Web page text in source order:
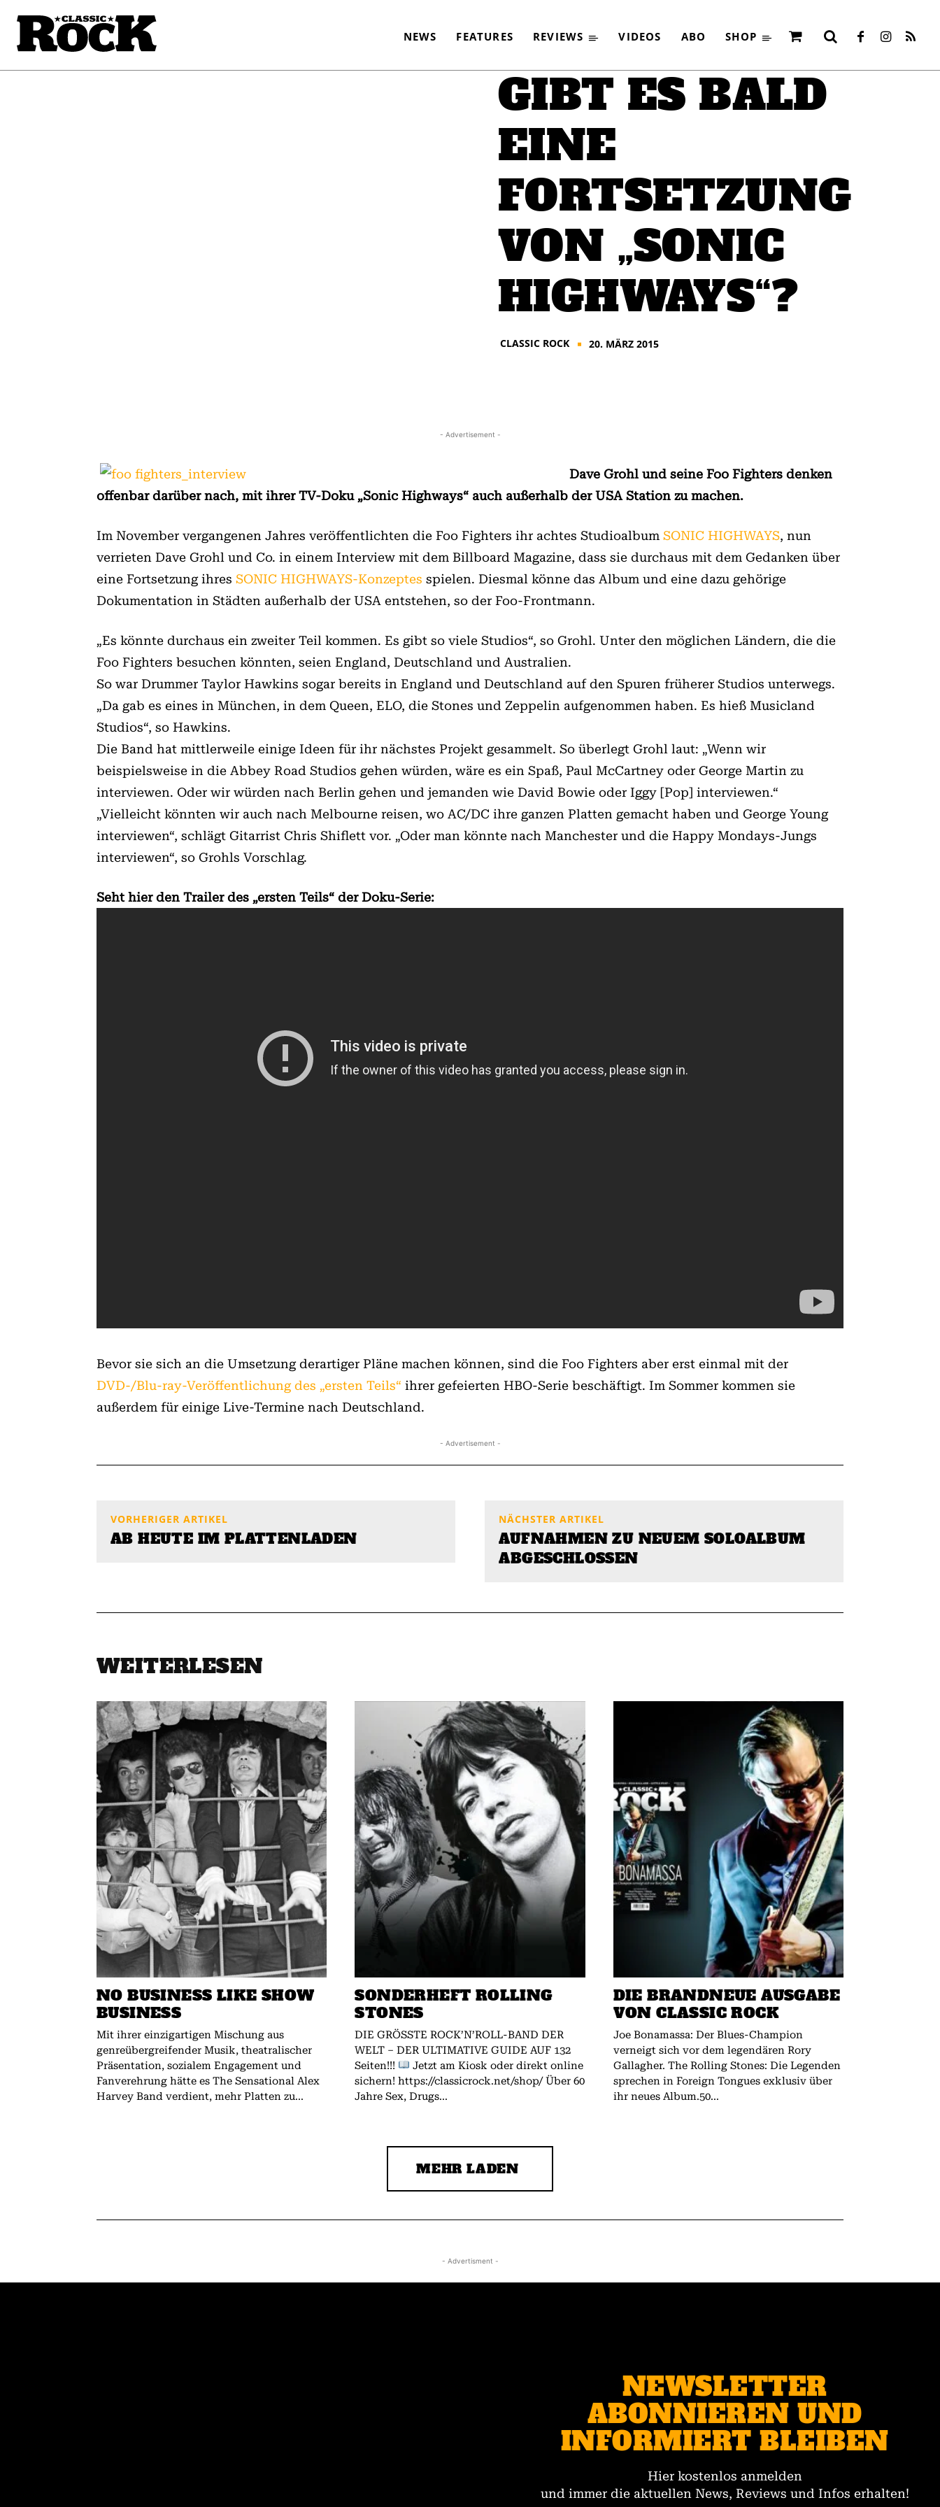
NEWS FEATURES REVIEWS VIDEOS ABO SHOP
CLASSIC ROCK - 20. MÄRZ 2015
GIBT ES BALD
EINE
FORTSETZUNG
VON „SONIC
HIGHWAYS“?
CLASSIC ROCK ■ 20. MÄRZ 2015
- Advertisement -
Dave Grohl und seine Foo Fighters denken
offenbar darüber nach, mit ihrer TV-Doku „Sonic Highways“ auch außerhalb der USA Station zu machen.
Im November vergangenen Jahres veröffentlichten die Foo Fighters ihr achtes Studioalbum SONIC HIGHWAYS, nun
verrieten Dave Grohl und Co. in einem Interview mit dem Billboard Magazine, dass sie durchaus mit dem Gedanken über
eine Fortsetzung ihres SONIC HIGHWAYS-Konzeptes spielen. Diesmal könne das Album und eine dazu gehörige
Dokumentation in Städten außerhalb der USA entstehen, so der Foo-Frontmann.
„Es könnte durchaus ein zweiter Teil kommen. Es gibt so viele Studios“, so Grohl. Unter den möglichen Ländern, die die
Foo Fighters besuchen könnten, seien England, Deutschland und Australien.
So war Drummer Taylor Hawkins sogar bereits in England und Deutschland auf den Spuren früherer Studios unterwegs.
„Da gab es eines in München, in dem Queen, ELO, die Stones und Zeppelin aufgenommen haben. Es hieß Musicland
Studios“, so Hawkins.
Die Band hat mittlerweile einige Ideen für ihr nächstes Projekt gesammelt. So überlegt Grohl laut: „Wenn wir
beispielsweise in die Abbey Road Studios gehen würden, wäre es ein Spaß, Paul McCartney oder George Martin zu
interviewen. Oder wir würden nach Berlin gehen und jemanden wie David Bowie oder Iggy [Pop] interviewen.“
„Vielleicht könnten wir auch nach Melbourne reisen, wo AC/DC ihre ganzen Platten gemacht haben und George Young
interviewen“, schlägt Gitarrist Chris Shiflett vor. „Oder man könnte nach Manchester und die Happy Mondays-Jungs
interviewen“, so Grohls Vorschlag.
Seht hier den Trailer des „ersten Teils“ der Doku-Serie:
Bevor sie sich an die Umsetzung derartiger Pläne machen können, sind die Foo Fighters aber erst einmal mit der
DVD-/Blu-ray-Veröffentlichung des „ersten Teils“ ihrer gefeierten HBO-Serie beschäftigt. Im Sommer kommen sie
außerdem für einige Live-Termine nach Deutschland.
- Advertisement -
VORHERIGER ARTIKEL
AB HEUTE IM PLATTENLADEN
NÄCHSTER ARTIKEL
AUFNAHMEN ZU NEUEM SOLOALBUM
ABGESCHLOSSEN
WEITERLESEN
NO BUSINESS LIKE SHOW
BUSINESS
Mit ihrer einzigartigen Mischung aus
genreübergreifender Musik, theatralischer
Präsentation, sozialem Engagement und
Fanverehrung hätte es The Sensational Alex
Harvey Band verdient, mehr Platten zu...
SONDERHEFT ROLLING
STONES
DIE GRÖSSTE ROCK’N’ROLL-BAND DER
WELT – DER ULTIMATIVE GUIDE AUF 132
Seiten!!!
Jetzt am Kiosk oder direkt online
sichern! https://classicrock.net/shop/ Über 60
Jahre Sex, Drugs...
DIE BRANDNEUE AUSGABE
VON CLASSIC ROCK
Joe Bonamassa: Der Blues-Champion
verneigt sich vor dem legendären Rory
Gallagher. The Rolling Stones: Die Legenden
sprechen in Foreign Tongues exklusiv über
ihr neues Album.50...
MEHR LADEN
- Advertisment -
NEWSLETTER
ABONNIEREN UND
INFORMIERT BLEIBEN
Hier kostenlos anmelden
und immer die aktuellen News, Reviews und Infos erhalten!